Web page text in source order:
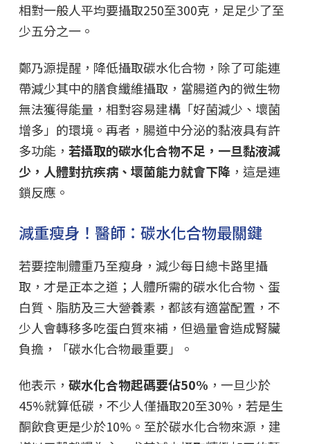
相對一般人平均要攝取250至300克，足足少了至
少五分之一。
鄭乃源提醒，降低攝取碳水化合物，除了可能連
帶減少其中的膳食纖維攝取，當腸道內的微生物
無法獲得能量，相對容易建構「好菌減少、壞菌
增多」的環境。再者，腸道中分泌的黏液具有許
多功能， 若攝取的碳水化合物不足，一旦黏液減
少，人體對抗疾病、壞菌能力就會下降 ，這是連
鎖反應。
減重瘦身！醫師：碳水化合物最關鍵
若要控制體重乃至瘦身，減少每日總卡路里攝
取，才是正本之道；人體所需的碳水化合物、蛋
白質、脂肪及三大營養素，都該有適當配置，不
少人會轉移多吃蛋白質來補，但過量會造成腎臟
負擔，「碳水化合物最重要」。
他表示， 碳水化合物起碼要佔50% ，一旦少於
45%就算低碳，不少人僅攝取20至30%，若是生
酮飲食更是少於10%。至於碳水化合物來源，建